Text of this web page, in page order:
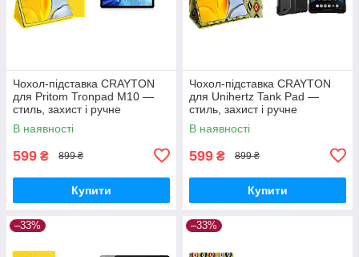
Чохол-підставка CRAYTON
для Pritom Tronpad M10 —
стиль, захист і ручне
збирання, колір Жовтий
В наявності
599 ₴ 899 ₴
Купити
Чохол-підставка CRAYTON
для Unihertz Tank Pad —
стиль, захист і ручне
збирання, колір Камні
В наявності
599 ₴ 899 ₴
Купити
–33% –33%